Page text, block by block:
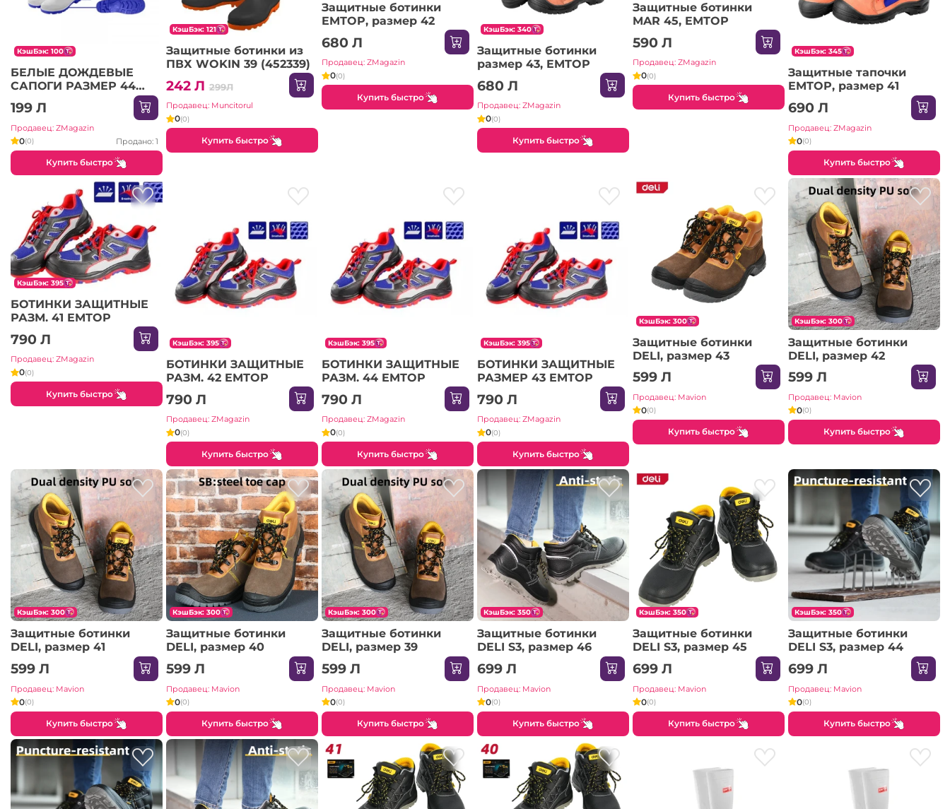
КэшБэк: 100
БЕЛЫЕ ДОЖДЕВЫЕ
САПОГИ РАЗМЕР 44
EMTOP (БЕЛЫЕ)
199 Л
Продавец: ZMagazin
0(0) Продано: 1
Купить быстро
КэшБэк: 121
Защитные ботинки из
ПВХ WOKIN 39 (452339)
242 Л 299Л
Продавец: Muncitorul
0(0)
Купить быстро
Защитные ботинки
EMTOP, размер 42
680 Л
Продавец: ZMagazin
0(0)
Купить быстро
КэшБэк: 340
Защитные ботинки
размер 43, EMTOP
680 Л
Продавец: ZMagazin
0(0)
Купить быстро
Защитные ботинки
MAR 45, EMTOP
590 Л
Продавец: ZMagazin
0(0)
Купить быстро
КэшБэк: 345
Защитные тапочки
EMTOP, размер 41
690 Л
Продавец: ZMagazin
0(0)
Купить быстро
КэшБэк: 395
БОТИНКИ ЗАЩИТНЫЕ
РАЗМ. 41 EMTOP
790 Л
Продавец: ZMagazin
0(0)
Купить быстро
КэшБэк: 395
БОТИНКИ ЗАЩИТНЫЕ
РАЗМ. 42 EMTOP
790 Л
Продавец: ZMagazin
0(0)
Купить быстро
КэшБэк: 395
БОТИНКИ ЗАЩИТНЫЕ
РАЗМ. 44 EMTOP
790 Л
Продавец: ZMagazin
0(0)
Купить быстро
КэшБэк: 395
БОТИНКИ ЗАЩИТНЫЕ
РАЗМЕР 43 EMTOP
790 Л
Продавец: ZMagazin
0(0)
Купить быстро
КэшБэк: 300
Защитные ботинки
DELI, размер 43
599 Л
Продавец: Mavion
0(0)
Купить быстро
КэшБэк: 300
Защитные ботинки
DELI, размер 42
599 Л
Продавец: Mavion
0(0)
Купить быстро
КэшБэк: 300
Защитные ботинки
DELI, размер 41
599 Л
Продавец: Mavion
0(0)
Купить быстро
КэшБэк: 300
Защитные ботинки
DELI, размер 40
599 Л
Продавец: Mavion
0(0)
Купить быстро
КэшБэк: 300
Защитные ботинки
DELI, размер 39
599 Л
Продавец: Mavion
0(0)
Купить быстро
КэшБэк: 350
Защитные ботинки
DELI S3, размер 46
699 Л
Продавец: Mavion
0(0)
Купить быстро
КэшБэк: 350
Защитные ботинки
DELI S3, размер 45
699 Л
Продавец: Mavion
0(0)
Купить быстро
КэшБэк: 350
Защитные ботинки
DELI S3, размер 44
699 Л
Продавец: Mavion
0(0)
Купить быстро